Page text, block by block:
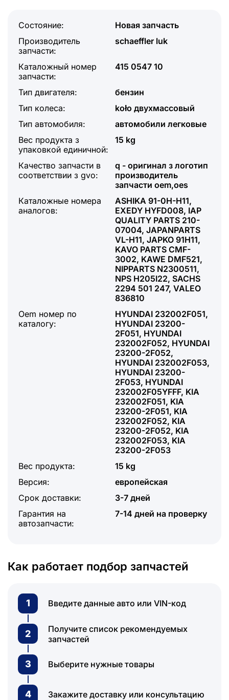
Состояние:
Новая запчасть
Производитель
запчасти:
schaeffler luk
Каталожный номер
запчасти:
415 0547 10
Тип двигателя:
бензин
Тип колеса:
koło двухмассовый
Тип автомобиля:
автомобили легковые
Вес продукта з
упаковкой единичной:
15 kg
Качество запчасти в
соответствии з gvo:
q - оригинал з логотип
производитель
запчасти oem,oes
Каталожные номера
аналогов:
ASHIKA 91-0H-H11,
EXEDY HYFD008, IAP
QUALITY PARTS 210-
07004, JAPANPARTS
VL-H11, JAPKO 91H11,
KAVO PARTS CMF-
3002, KAWE DMF521,
NIPPARTS N2300511,
NPS H205I22, SACHS
2294 501 247, VALEO
836810
Oem номер по
каталогу:
HYUNDAI 232002F051,
HYUNDAI 23200-
2F051, HYUNDAI
232002F052, HYUNDAI
23200-2F052,
HYUNDAI 232002F053,
HYUNDAI 23200-
2F053, HYUNDAI
232002F05YFFF, KIA
232002F051, KIA
23200-2F051, KIA
232002F052, KIA
23200-2F052, KIA
232002F053, KIA
23200-2F053
Вес продукта:
15 kg
Версия:
европейская
Срок доставки:
3-7 дней
Гарантия на
автозапчасти:
7-14 дней на проверку
Как работает подбор запчастей
1 Введите данные авто или VIN-код
2
Получите список рекомендуемых
запчастей
3 Выберите нужные товары
4 Закажите доставку или консультацию